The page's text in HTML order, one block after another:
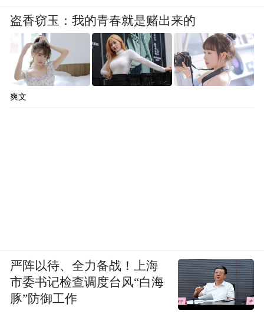
盗香窃玉：我的青春就是赌出来的
爽文
严阵以待、全力备战！上海
市委书记检查调度台风“白海
豚”防御工作